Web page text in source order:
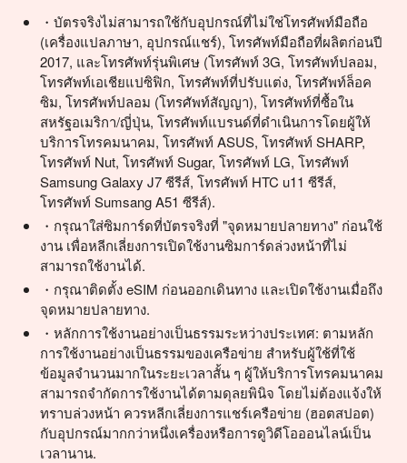
Q. 要怎麼設定/開啟漫遊上網?
A. 先關閉飛航模式、關閉Wi-Fi後執行以下操作:
【iOS系統】→開啟行動數據→行動數據選項→開啟漫遊
【Android系統】→開啟行動網路→開啟數據漫遊
Q. 要怎麼設定APN?
A. 酷遊卡隨插即可用，換卡後重新開機即可；eSIM安裝後即
可用，無須設定APN。
Q. 為什麼收訊很差? 訊號時有時無?
A. 漫遊收訊以當地電信基地台覆蓋率為準。
通常在建築物地下室、地鐵站地下室、建築物深處、隧道、四
周無人工建築空曠處、偏僻處、高山、湖泊、海邊…等地的收
訊會較差，與卡片效能無關。可在離開上述收訊較差之地點後
再觀察測試。
・บัตรจริงไม่สามารถใช้กับอุปกรณ์ที่ไม่ใช่โทรศัพท์มือถือ
(เครื่องแปลภาษา, อุปกรณ์แชร์), โทรศัพท์มือถือที่ผลิตก่อนปี
2017, และโทรศัพท์รุ่นพิเศษ (โทรศัพท์ 3G, โทรศัพท์ปลอม,
โทรศัพท์เอเชียแปซิฟิก, โทรศัพท์ที่ปรับแต่ง, โทรศัพท์ล็อค
ซิม, โทรศัพท์ปลอม (โทรศัพท์สัญญา), โทรศัพท์ที่ซื้อใน
สหรัฐอเมริกา/ญี่ปุ่น, โทรศัพท์แบรนด์ที่ดำเนินการโดยผู้ให้
บริการโทรคมนาคม, โทรศัพท์ ASUS, โทรศัพท์ SHARP,
โทรศัพท์ Nut, โทรศัพท์ Sugar, โทรศัพท์ LG, โทรศัพท์
Samsung Galaxy J7 ซีรีส์, โทรศัพท์ HTC u11 ซีรีส์,
โทรศัพท์ Sumsang A51 ซีรีส์).
・กรุณาใส่ซิมการ์ดที่บัตรจริงที่ "จุดหมายปลายทาง" ก่อนใช้
งาน เพื่อหลีกเลี่ยงการเปิดใช้งานซิมการ์ดล่วงหน้าที่ไม่
สามารถใช้งานได้.
・กรุณาติดตั้ง eSIM ก่อนออกเดินทาง และเปิดใช้งานเมื่อถึง
จุดหมายปลายทาง.
・หลักการใช้งานอย่างเป็นธรรมระหว่างประเทศ: ตามหลัก
การใช้งานอย่างเป็นธรรมของเครือข่าย สำหรับผู้ใช้ที่ใช้
ข้อมูลจำนวนมากในระยะเวลาสั้น ๆ ผู้ให้บริการโทรคมนาคม
สามารถจำกัดการใช้งานได้ตามดุลยพินิจ โดยไม่ต้องแจ้งให้
ทราบล่วงหน้า ควรหลีกเลี่ยงการแชร์เครือข่าย (ฮอตสปอต)
กับอุปกรณ์มากกว่าหนึ่งเครื่องหรือการดูวิดีโอออนไลน์เป็น
เวลานาน.